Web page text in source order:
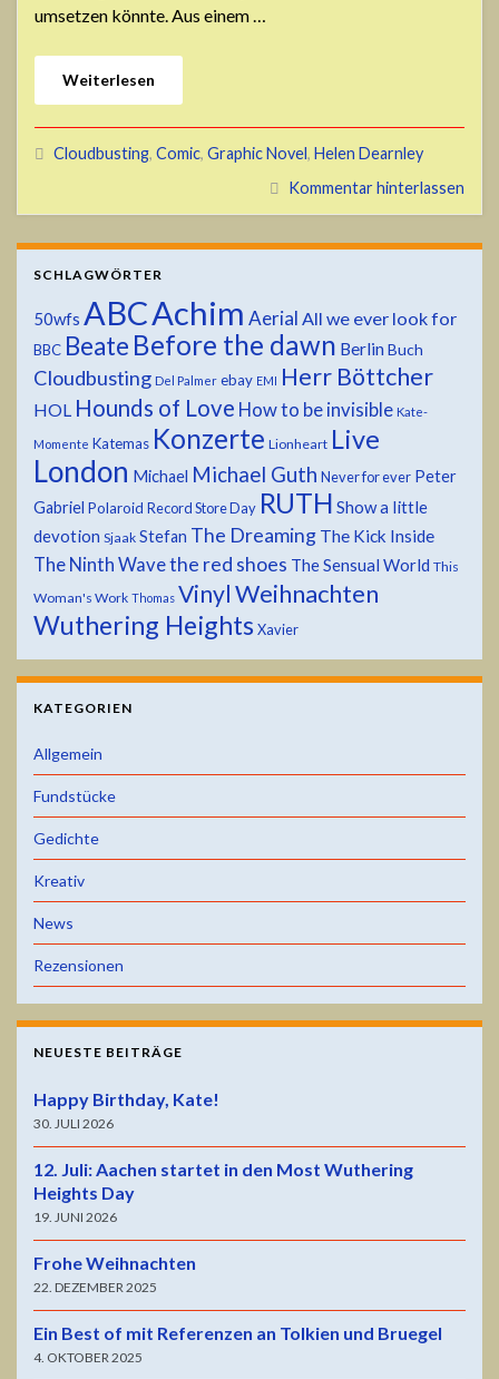
umsetzen könnte. Aus einem …
Weiterlesen
Cloudbusting, Comic, Graphic Novel, Helen Dearnley
Kommentar hinterlassen
SCHLAGWÖRTER
50wfs ABCAchim Aerial All we ever look for
BBC Beate Before the dawn Berlin Buch
Cloudbusting Del Palmer ebay EMI Herr Böttcher
HOL Hounds of Love How to be invisible Kate-
Momente Katemas Konzerte Lionheart Live
London Michael Michael Guth Never for ever Peter
Gabriel Polaroid Record Store Day RUTH Show a little
devotion Sjaak Stefan The Dreaming The Kick Inside
The Ninth Wavethe red shoes The Sensual World This
Woman's Work Thomas VinylWeihnachten
Wuthering Heights Xavier
KATEGORIEN
Allgemein
Fundstücke
Gedichte
Kreativ
News
Rezensionen
NEUESTE BEITRÄGE
Happy Birthday, Kate!
30. JULI 2026
12. Juli: Aachen startet in den Most Wuthering
Heights Day
19. JUNI 2026
Frohe Weihnachten
22. DEZEMBER 2025
Ein Best of mit Referenzen an Tolkien und Bruegel
4. OKTOBER 2025